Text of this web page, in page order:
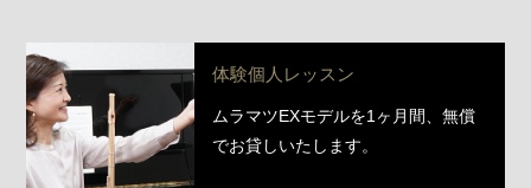
体験個人レッスン
ムラマツEXモデルを1ヶ月間、無償
でお貸しいたします。